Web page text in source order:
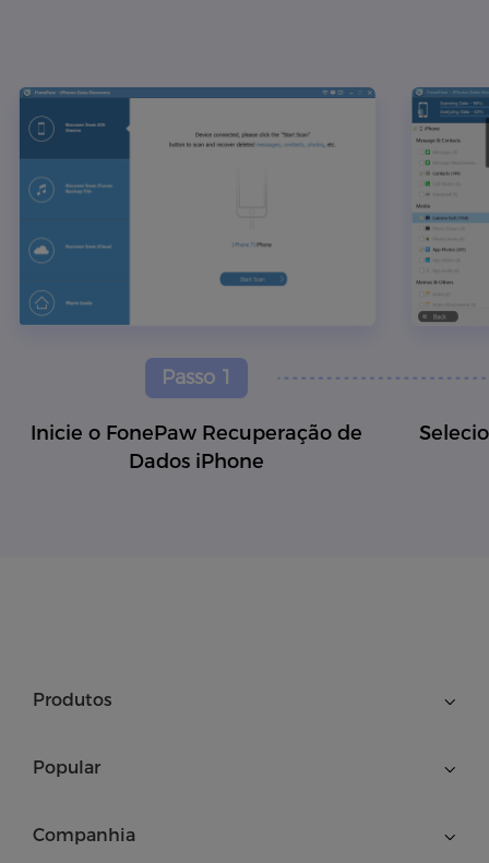
Passo 1
Inicie o FonePaw Recuperação de
Dados iPhone
Produtos
Popular
Companhia